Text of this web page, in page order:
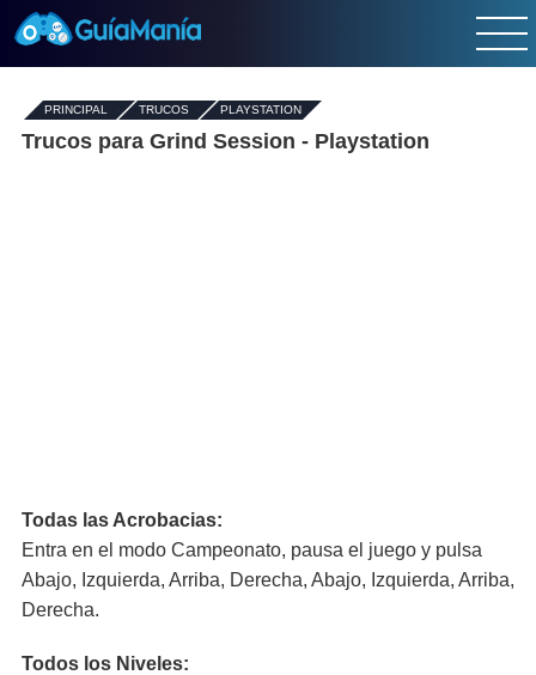
PRINCIPAL - TRUCOS- PLAYSTATION
Trucos para Grind Session - Playstation
Todas las Acrobacias:
Entra en el modo Campeonato, pausa el juego y pulsa
Abajo, Izquierda, Arriba, Derecha, Abajo, Izquierda, Arriba,
Derecha.
Todos los Niveles: